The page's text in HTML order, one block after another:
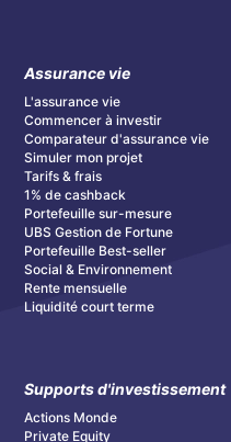
Assurance vie
L'assurance vie
Commencer à investir
Comparateur d'assurance vie
Simuler mon projet
Tarifs & frais
1% de cashback
Portefeuille sur-mesure
UBS Gestion de Fortune
Portefeuille Best-seller
Social & Environnement
Rente mensuelle
Liquidité court terme
Supports d'investissement
Actions Monde
Private Equity